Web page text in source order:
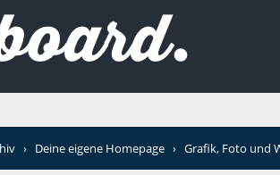
› Deine eigene Homepage › Grafik, Foto und